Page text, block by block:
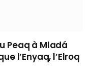
Peaq à Mladá
l’Enyaq, l’Elroq